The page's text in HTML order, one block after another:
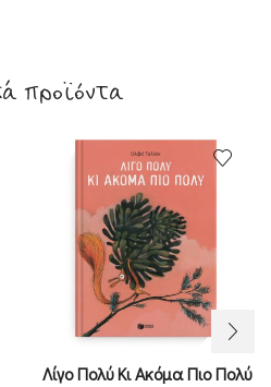
προϊόντα
Λίγο Πολύ Κι Ακόμα Πιο Πολύ